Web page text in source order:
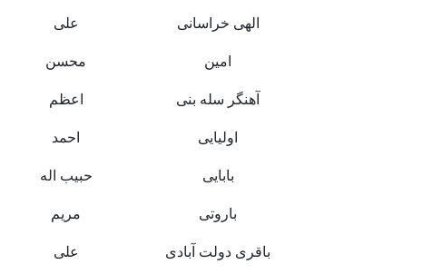
الهی خراسانی علی
امین محسن
آهنگر سله بنی اعظم
اولیایی احمد
بابایی حبیب اله
باروتی مریم
باقری دولت آبادی علی